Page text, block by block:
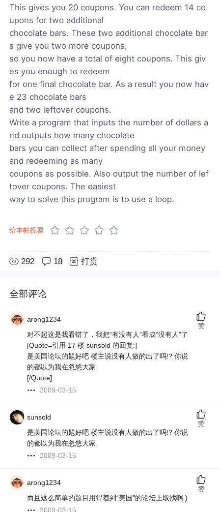
This gives you 20 coupons. You can redeem 14 co
upons for two additional
chocolate bars. These two additional chocolate bar
s give you two more coupons,
so you now have a total of eight coupons. This giv
es you enough to redeem
for one final chocolate bar. As a result you now hav
e 23 chocolate bars
and two leftover coupons.
Write a program that inputs the number of dollars a
nd outputs how many chocolate
bars you can collect after spending all your money
and redeeming as many
coupons as possible. Also output the number of lef
tover coupons. The easiest
way to solve this program is to use a loop.
给本帖投票
292 18 打赏
全部评论
arong1234
对不起这是我看错了，我把“有没有人”看成“没有人”了
[Quote=引用 17 楼 sunsold 的回复:]
是美国论坛的题好吧 楼主说没有人做的出了吗!? 你说
的都以为我在忽悠大家
[/Quote]
2009-03-15
赞
sunsold
是美国论坛的题好吧 楼主说没有人做的出了吗!? 你说
的都以为我在忽悠大家
2009-03-15
赞
arong1234
而且这么简单的题目用得着到“美国”的论坛上取找啊:)
2009-03-15
赞